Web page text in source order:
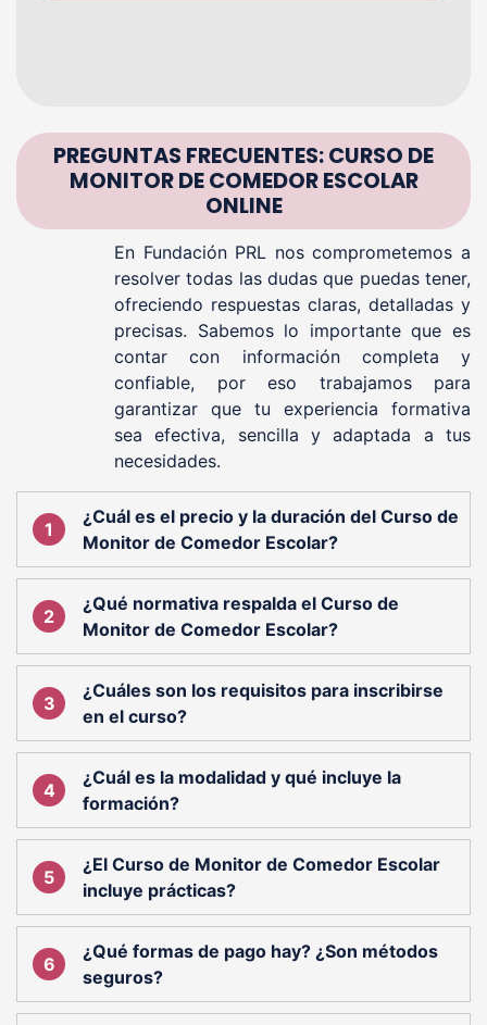
PREGUNTAS FRECUENTES: CURSO DE
MONITOR DE COMEDOR ESCOLAR
ONLINE
En Fundación PRL nos comprometemos a
resolver todas las dudas que puedas tener,
ofreciendo respuestas claras, detalladas y
precisas. Sabemos lo importante que es
contar con información completa y
confiable, por eso trabajamos para
garantizar que tu experiencia formativa
sea efectiva, sencilla y adaptada a tus
necesidades.
¿Cuál es el precio y la duración del Curso de
Monitor de Comedor Escolar?
¿Qué normativa respalda el Curso de
Monitor de Comedor Escolar?
¿Cuáles son los requisitos para inscribirse
en el curso?
¿Cuál es la modalidad y qué incluye la
formación?
¿El Curso de Monitor de Comedor Escolar
incluye prácticas?
¿Qué formas de pago hay? ¿Son métodos
seguros?